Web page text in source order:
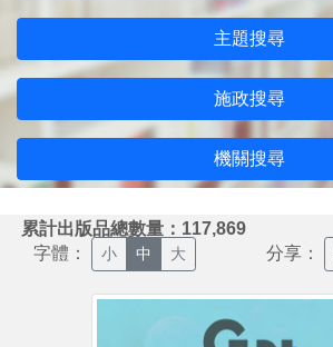
主題搜尋
施政搜尋
機關搜尋
累計出版品總數量：117,869
字體： 小 中 大 分享：